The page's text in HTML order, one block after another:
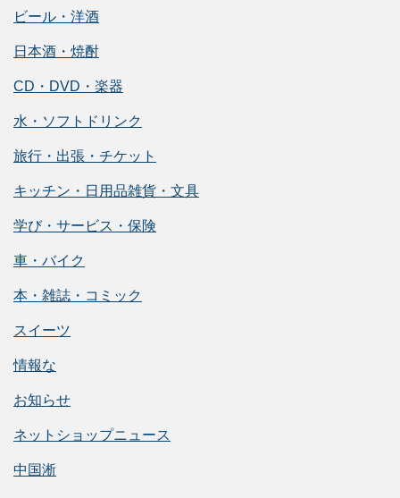
ビール・洋酒
日本酒・焼酎
CD・DVD・楽器
水・ソフトドリンク
旅行・出張・チケット
キッチン・日用品雑貨・文具
学び・サービス・保険
車・バイク
本・雑誌・コミック
スイーツ
情報な
お知らせ
ネットショップニュース
中国淅